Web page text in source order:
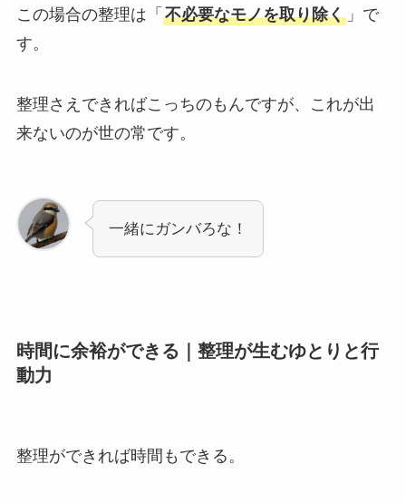
この場合の整理は「 不必要なモノを取り除く」で
す。
整理さえできればこっちのもんですが、これが出
来ないのが世の常です。
一緒にガンバろな！
時間に余裕ができる｜整理が生むゆとりと行
動力
整理ができれば時間もできる。